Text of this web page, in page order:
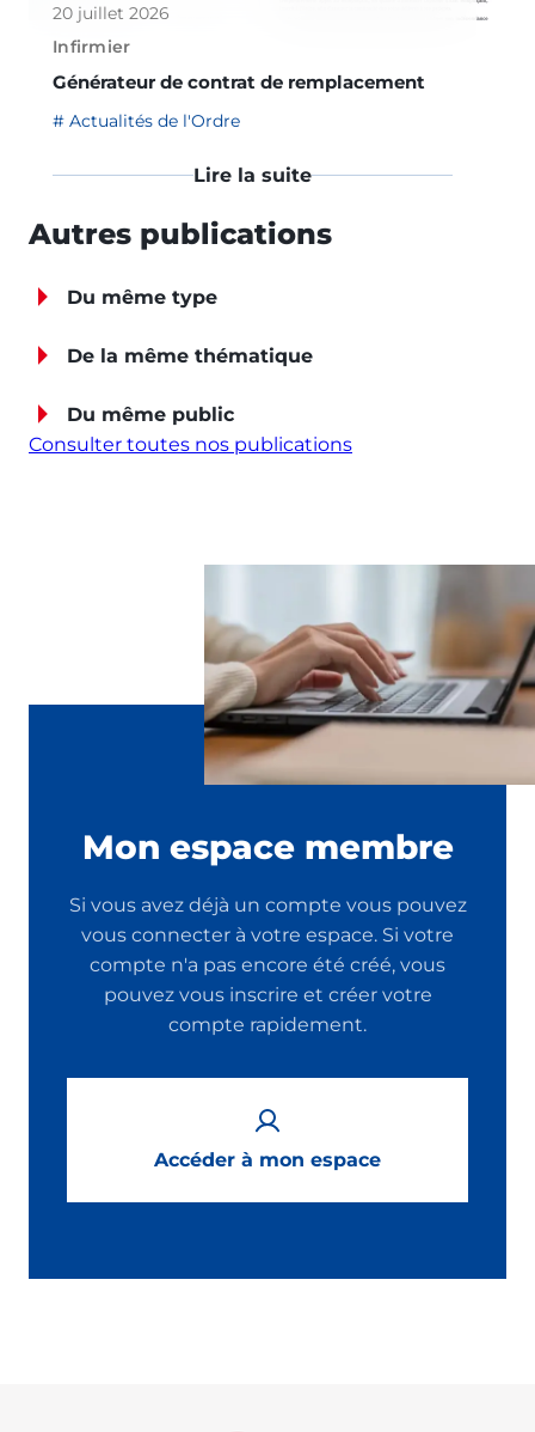
20 juillet 2026
Infirmier
Générateur de contrat de remplacement
Actualités de l'Ordre
Lire la suite
Autres publications
Du même type
De la même thématique
Du même public
Consulter toutes nos publications
Mon espace membre
Si vous avez déjà un compte vous pouvez
vous connecter à votre espace. Si votre
compte n'a pas encore été créé, vous
pouvez vous inscrire et créer votre
compte rapidement.
Accéder à mon espace